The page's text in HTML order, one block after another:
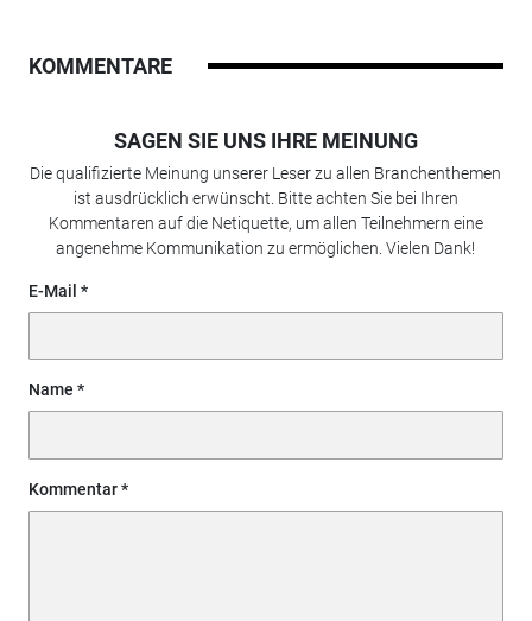
KOMMENTARE
SAGEN SIE UNS IHRE MEINUNG
Die qualifizierte Meinung unserer Leser zu allen Branchenthemen
ist ausdrücklich erwünscht. Bitte achten Sie bei Ihren
Kommentaren auf die Netiquette, um allen Teilnehmern eine
angenehme Kommunikation zu ermöglichen. Vielen Dank!
E-Mail
Name
Kommentar